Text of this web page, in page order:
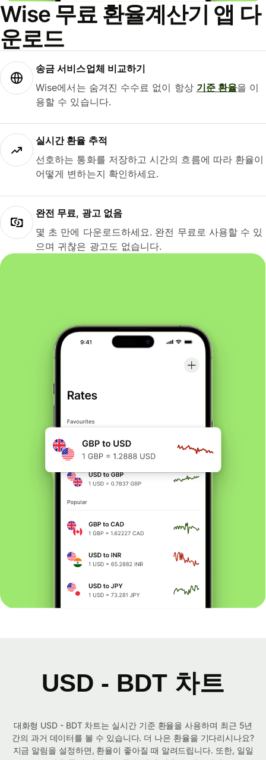
Wise 무료 환율계산기 앱 다
운로드
송금 서비스업체 비교하기
Wise에서는 숨겨진 수수료 없이 항상 기준 환율을 이
용할 수 있습니다.
실시간 환율 추적
선호하는 통화를 저장하고 시간의 흐름에 따라 환율이
어떻게 변하는지 확인하세요.
완전 무료, 광고 없음
몇 초 만에 다운로드하세요. 완전 무료로 사용할 수 있
으며 귀찮은 광고도 없습니다.
USD - BDT 차트
대화형 USD - BDT 차트는 실시간 기준 환율을 사용하며 최근 5년
간의 과거 데이터를 볼 수 있습니다. 더 나은 환율을 기다리시나요?
지금 알림을 설정하면, 환율이 좋아질 때 알려드립니다. 또한, 일일